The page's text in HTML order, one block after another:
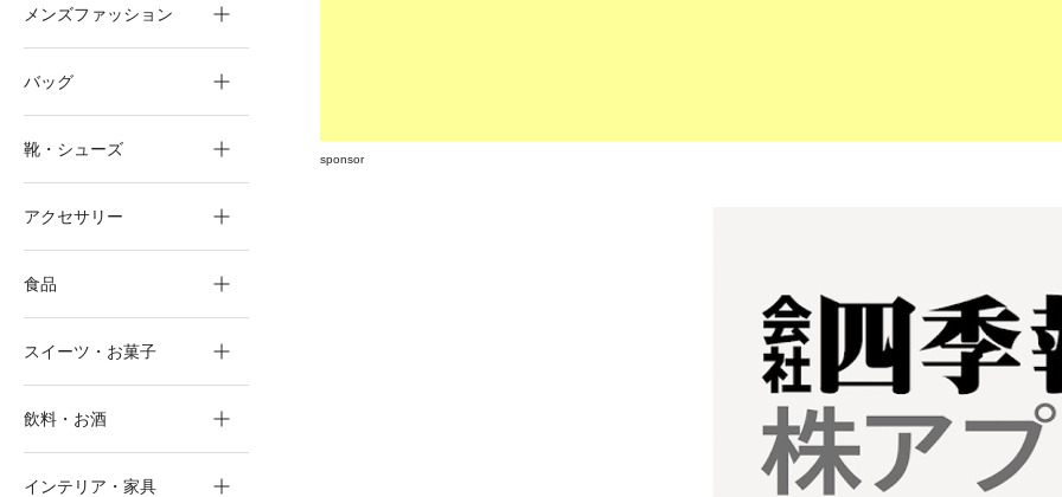
sponsor
メンズファッション
バッグ
靴・シューズ
アクセサリー
食品
スイーツ・お菓子
飲料・お酒
インテリア・家具